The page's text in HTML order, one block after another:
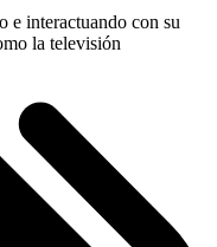
e interactuando con su
la televisión